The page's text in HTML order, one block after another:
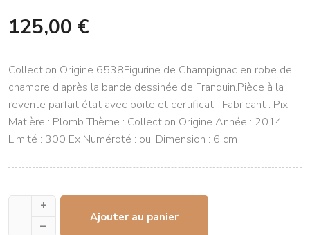
125,00 €
Collection Origine 6538Figurine de Champignac en robe de
chambre d'après la bande dessinée de Franquin.Pièce à la
revente parfait état avec boite et certificat Fabricant : Pixi
Matière : Plomb Thème : Collection Origine Année : 2014
Limité : 300 Ex Numéroté : oui Dimension : 6 cm
+
–
Ajouter au panier